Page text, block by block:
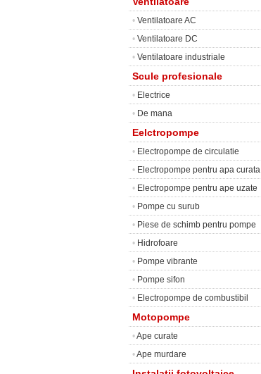
• Ventilatoare AC
• Ventilatoare DC
• Ventilatoare industriale
Scule profesionale
• Electrice
• De mana
Eelctropompe
• Electropompe de circulatie
• Electropompe pentru apa curata
• Electropompe pentru ape uzate
• Pompe cu surub
• Piese de schimb pentru pompe
• Hidrofoare
• Pompe vibrante
• Pompe sifon
• Electropompe de combustibil
Motopompe
•Ape curate
•Ape murdare